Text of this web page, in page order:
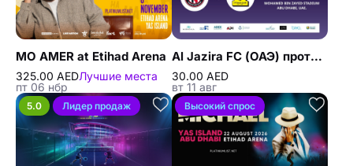
MO AMER at Etihad Arena
325.00 AEDЛучшие места
пт 06 нбр
Al Jazira FC (ОАЭ) против Al Ittihad FC (Саудовская Аравия) - Лига чемпионов АФК Элит - Предварительный этап
30.00 AED
вт 11 авг
5.0 Лидер продаж Высокий спрос